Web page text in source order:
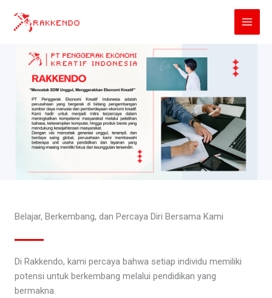
Belajar, Berkembang, dan Percaya Diri Bersama Kami
Di Rakkendo, kami percaya bahwa setiap individu memiliki
potensi untuk berkembang melalui pendidikan yang
bermakna.